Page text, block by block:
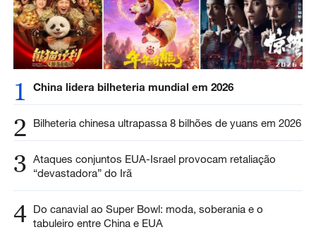
1 China lidera bilheteria mundial em 2026
2 Bilheteria chinesa ultrapassa 8 bilhões de yuans em 2026
3 Ataques conjuntos EUA-Israel provocam retaliação
“devastadora” do Irã
4 Do canavial ao Super Bowl: moda, soberania e o
tabuleiro entre China e EUA